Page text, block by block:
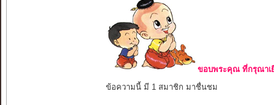
ขอบพระคุณ ที่กรุณาเ
ข้อความนี้ มี 1 สมาชิก มาชื่นชม